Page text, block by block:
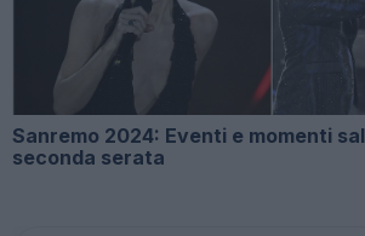
Sanremo 2024: Eventi e momenti
seconda serata